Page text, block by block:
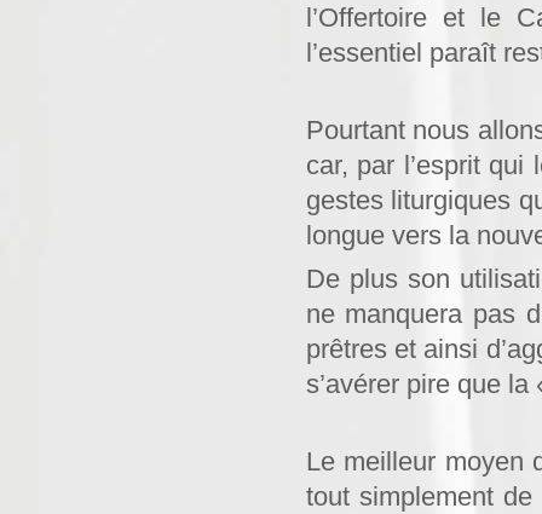
l’Offertoire et le
l’essentiel paraît
Pourtant nous
car, par l’esprit
gestes liturgiques
longue vers la
De plus son
ne manquera pas
prêtres et ainsi
s’avérer pire que
Le meilleur moyen
tout simplement